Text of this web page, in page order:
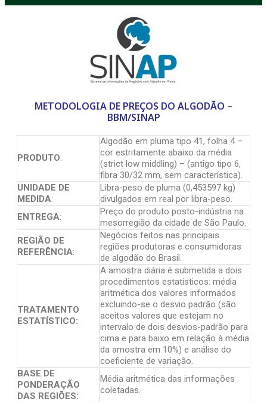
METODOLOGIA DE PREÇOS DO ALGODÃO –
BBM/SINAP
PRODUTO:
Algodão em pluma tipo 41, folha 4 –
cor estritamente abaixo da média
(strict low middling) – (antigo tipo 6,
fibra 30/32 mm, sem característica).
UNIDADE DE
MEDIDA:
Libra-peso de pluma (0,453597 kg)
divulgados em real por libra-peso.
ENTREGA:
Preço do produto posto-indústria na
mesorregião da cidade de São Paulo.
REGIÃO DE
REFERÊNCIA:
Negócios feitos nas principais
regiões produtoras e consumidoras
de algodão do Brasil.
TRATAMENTO
ESTATÍSTICO:
A amostra diária é submetida a dois
procedimentos estatísticos: média
aritmética dos valores informados
excluindo-se o desvio padrão (são
aceitos valores que estejam no
intervalo de dois desvios-padrão para
cima e para baixo em relação à média
da amostra em 10%) e análise do
coeficiente de variação.
BASE DE
PONDERAÇÃO
DAS REGIÕES:
Média aritmética das informações
coletadas.